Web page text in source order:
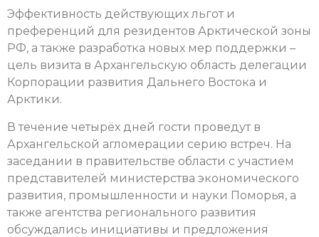
Эффективность действующих льгот и
преференций для резидентов Арктической зоны
РФ, а также разработка новых мер поддержки –
цель визита в Архангельскую область делегации
Корпорации развития Дальнего Востока и
Арктики.
В течение четырёх дней гости проведут в
Архангельской агломерации серию встреч. На
заседании в правительстве области с участием
представителей министерства экономического
развития, промышленности и науки Поморья, а
также агентства регионального развития
обсуждались инициативы и предложения